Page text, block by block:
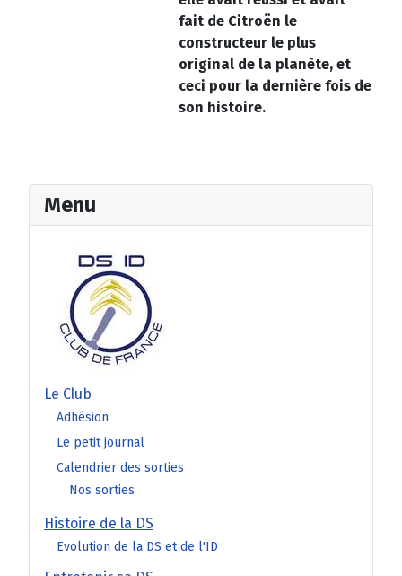
Menu
Le Club
Adhésion
Le petit journal
Calendrier des sorties
Nos sorties
Histoire de la DS
Evolution de la DS et de l'ID
fait de Citroën le
constructeur le plus
original de la planète, et
ceci pour la dernière fois de
son histoire.